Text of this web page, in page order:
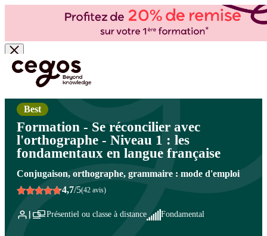
Skip to main content
Vous êtes ici : Accueil >Cegos, organisme de formation à Paris et en régions
professionnelle>Communication écrite
Best
Formation - Se réconcilier avec
l'orthographe - Niveau 1 : les
fondamentaux en langue française
Conjugaison, orthographe, grammaire : mode d'emploi
4,7/5(42 avis)
Présentiel ou classe à distance Fondamental